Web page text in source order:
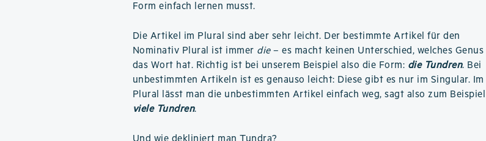
Form einfach lernen musst.
Die Artikel im Plural sind aber sehr leicht. Der bestimmte Artikel für den
Nominativ Plural ist immer die– es macht keinen Unterschied, welches Genus
das Wort hat. Richtig ist bei unserem Beispiel also die Form: die Tundren. Bei
unbestimmten Artikeln ist es genauso leicht: Diese gibt es nur im Singular. Im
Plural lässt man die unbestimmten Artikel einfach weg, sagt also zum Beispiel
viele Tundren.